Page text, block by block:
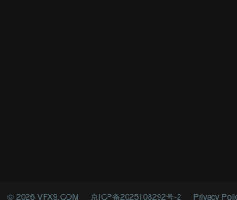
© 2026 VFX9.COM 京ICP备2025108292号-2 Privacy